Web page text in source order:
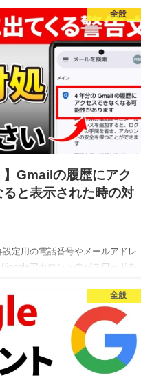
ービスが別のアプリやサイトへ
全般
】Gmailの履歴にアク
と表示された時の対
定用の電話番号やメールアドレ
アカウントのパスワードを
か、そして設定方法について解
全般